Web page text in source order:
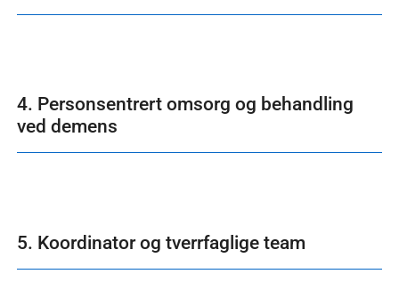
4. Personsentrert omsorg og behandling
ved demens
5. Koordinator og tverrfaglige team